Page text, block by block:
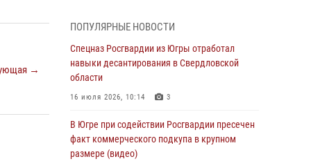
→
подразделений Росгвардии с
профессиональным праздником
07 августа 2026, 06:02
Делегация МВД Республики Беларусь
работы Росгвардии в Москве (видео)
06 августа 2026, 11:29 5 1
ПОПУЛЯРНЫЕ НОВОСТИ
Спецназ Росгвардии из Югры отработал
навыки десантирования в Свердловской
области
16 июля 2026, 10:14 3
В Югре при содействии Росгвардии пресечен
факт коммерческого подкупа в крупном
размере (видео)